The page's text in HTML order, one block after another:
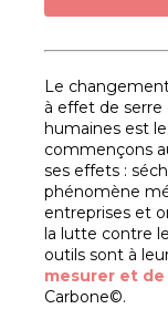
Le
à effet de serre
humaines est
commençons
ses effets :
phénomène
entreprises et
la lutte contre
outils sont à
mesurer et
Carbone©.